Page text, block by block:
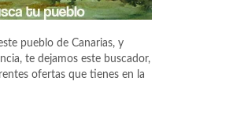
pueblo de Canarias, y
te dejamos este buscador,
ofertas que tienes en la